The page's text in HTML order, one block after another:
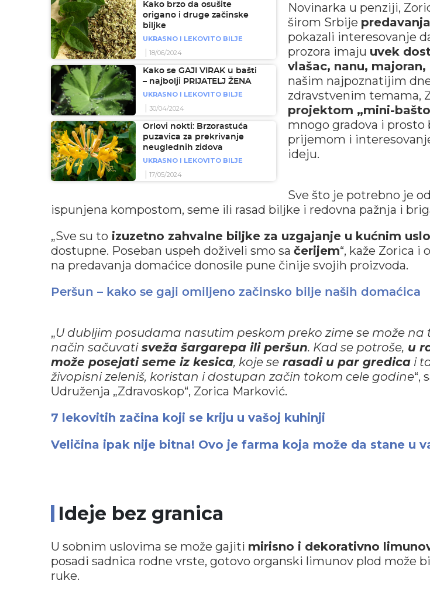
Kako brzo da osušite
origano i druge začinske
biljke
UKRASNO I LEKOVITO BILJE
18/06/2024
Kako se GAJI VIRAK u bašti
– najbolji PRIJATELJ ŽENA
UKRASNO I LEKOVITO BILJE
30/04/2024
Orlovi nokti: Brzorastuća
puzavica za prekrivanje
neuglednih zidova
UKRASNO I LEKOVITO BILJE
17/05/2024
Novinarka u penziji,
širom Srbije predavanja
pokazali interesovanje
prozora imaju uvek
vlašac, nanu, majoran,
našim najpoznatijim
zdravstvenim temama,
projektom „mini-
mnogo gradova i prosto
prijemom i
ideju.
Sve što je potrebno je
ispunjena kompostom, seme ili rasad biljke i redovna pažnja i
„Sve su to izuzetno zahvalne biljke za uzgajanje u kućnim
dostupne. Poseban uspeh doživeli smo sa čerijem“, kaže Zorica i
na predavanja domaćice donosile pune činije svojih proizvoda.
Peršun – kako se gaji omiljeno začinsko bilje naših domaćica
„U dubljim posudama nasutim peskom preko zime se može na
način sačuvatisveža šargarepa ili peršun. Kad se potroše, u
može posejati seme iz kesica, koje se rasadi u par gredica i
živopisni zeleniš, koristan i dostupan začin tokom cele godine“,
Udruženja „Zdravoskop“, Zorica Marković.
7 lekovitih začina koji se kriju u vašoj kuhinji
Veličina ipak nije bitna! Ovo je farma koja može da stane u
Ideje bez granica
U sobnim uslovima se može gajiti mirisno i dekorativno
posadi sadnica rodne vrste, gotovo organski limunov plod može
ruke.